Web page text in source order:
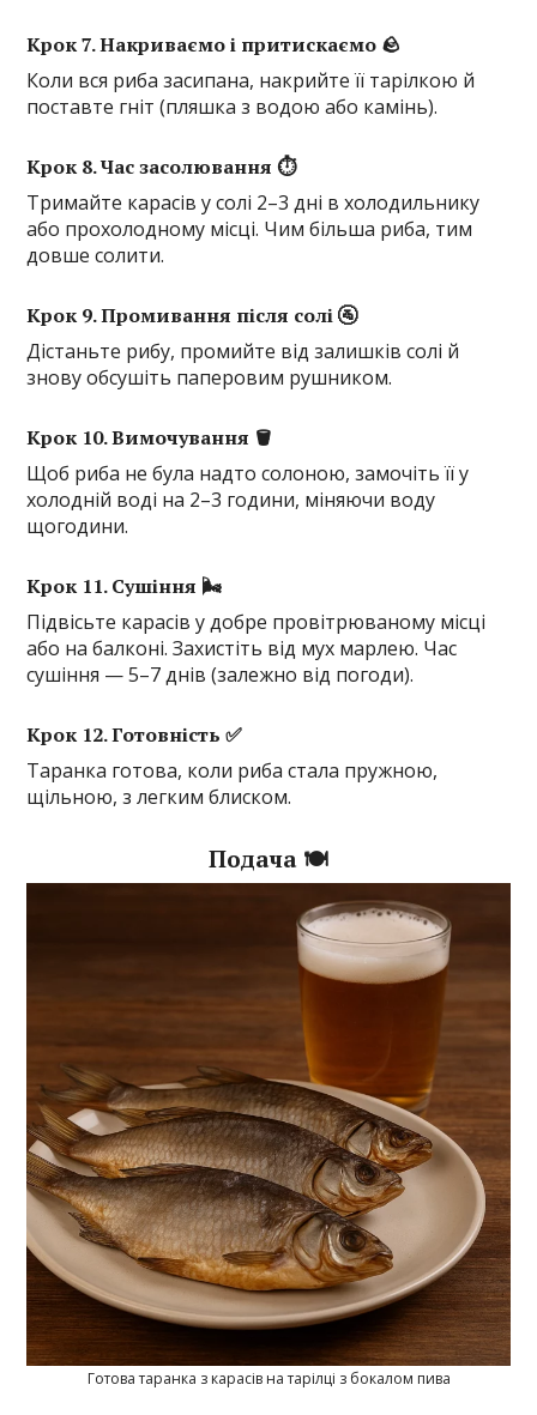
Крок 7. Накриваємо і притискаємо 🪨
Коли вся риба засипана, накрийте її тарілкою й
поставте гніт (пляшка з водою або камінь).
Крок 8. Час засолювання ⏱️
Тримайте карасів у солі 2–3 дні в холодильнику
або прохолодному місці. Чим більша риба, тим
довше солити.
Крок 9. Промивання після солі 🚰
Дістаньте рибу, промийте від залишків солі й
знову обсушіть паперовим рушником.
Крок 10. Вимочування 🪣
Щоб риба не була надто солоною, замочіть її у
холодній воді на 2–3 години, міняючи воду
щогодини.
Крок 11. Сушіння 🌬️
Підвісьте карасів у добре провітрюваному місці
або на балконі. Захистіть від мух марлею. Час
сушіння — 5–7 днів (залежно від погоди).
Крок 12. Готовність ✅
Таранка готова, коли риба стала пружною,
щільною, з легким блиском.
Подача 🍽️
Готова таранка з карасів на тарілці з бокалом пива